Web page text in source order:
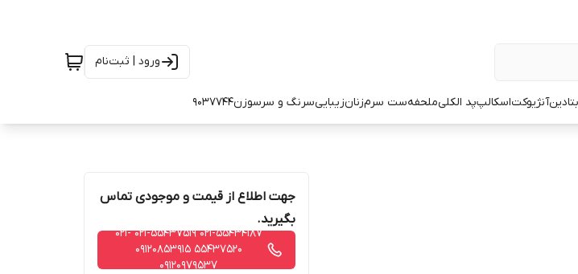
ورود | ثبت‌نام
بتادینآنژیوکتاسکالپپد الکلیملحفهست سرمزنانزیباییسرنگ و سرسوزن9037744
جهت اطلاع از قیمت و موجودی تماس
بگیرید.
021-55434187 021-55437519 021-
55437520 09120853915
09120979537